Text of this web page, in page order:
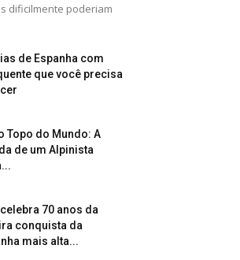
dificilmente poderiam
de Espanha com
que você precisa
Topo do Mundo: A
de um Alpinista
70 anos da
conquista da
mais alta...